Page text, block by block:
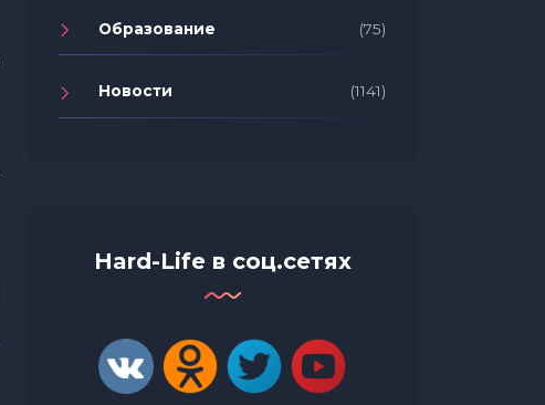
Образование (75)
Новости (1141)
Hard-Life в соц.сетях